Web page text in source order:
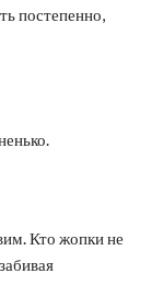
постепенно,
Кто жопки не